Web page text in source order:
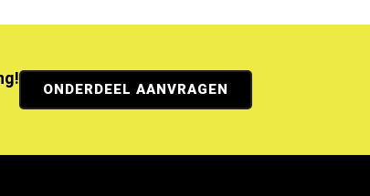
ONDERDEEL AANVRAGEN